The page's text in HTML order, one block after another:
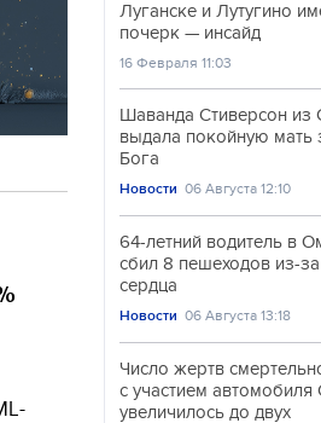
Луганске и Лутугино
почерк — инсайд
16 Февраля 11:03
Шаванда Стиверсон
выдала покойную мать
Бога
Новости 06 Августа 12:10
64-летний водитель в
сбил 8 пешеходов из-
сердца
Новости 06 Августа 13:18
Число жертв
с участием автомобиля
увеличилось до двух